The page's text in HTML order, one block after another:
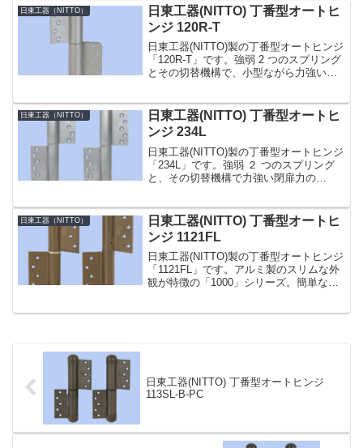
プしています。その中でも「143T」型...
日東工器（NITTO）
日東工器(NITTO) 丁番型オートヒ
ンジ 120R-T
日東工器(NITTO)製の丁番型オートヒンジ
「120R-T」です。強弱 2 つのスプリング
とその切替機構で、小型ながら力強い閉
プしています。その中でも「120T」型...
日東工器（NITTO）
日東工器(NITTO) 丁番型オートヒ
ンジ 234L
日東工器(NITTO)製の丁番型オートヒンジ
「234L」です。強弱 ２ つのスプリング
と、その切替機構で力強い閉扉力の
用するタイプです。簡単な閉じ速度調整
付。スプ...
日東工器（NITTO）
日東工器(NITTO) 丁番型オートヒ
ンジ 1121FL
日東工器(NITTO)製の丁番型オートヒンジ
「1121FL」です。アルミ製のスリムな外
観が特徴の「1000」シリーズ。簡単な閉
日東工器(NITTO) 丁番型オートヒンジ
113SL-B-PC